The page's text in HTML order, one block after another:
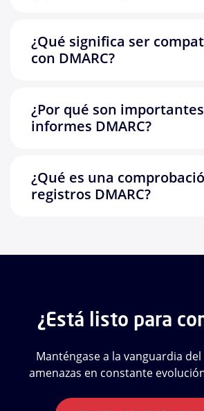
¿Qué significa ser
con DMARC?
¿Por qué son
informes DMARC?
¿Qué es una
registros DMARC?
¿Está listo para
Manténgase a la vanguardia
amenazas en constante